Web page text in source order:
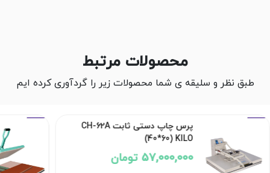
محصولات مرتبط
طبق نظر و سلیقه ی شما محصولات زیر را گردآوری کرده ایم
پرس چاپ دستی ثابت CH-62A
(40*60) KILO
57,000,000 تومان